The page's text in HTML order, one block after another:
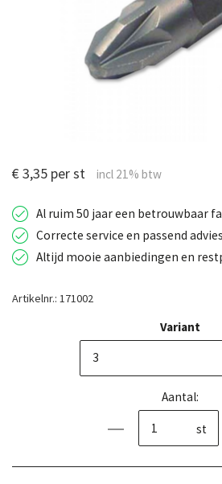
€ 3,35 per st
Al ruim 50 jaar een betrouwbaar
Correcte service en passend advies
Altijd mooie aanbiedingen en
Artikelnr.: 171002
Variant
3
Aantal:
st